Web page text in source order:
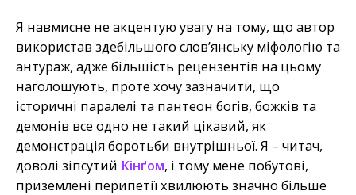
Я навмисне не акцентую увагу на тому, що автор
використав здебільшого слов’янську міфологію та
антураж, адже більшість рецензентів на цьому
наголошують, проте хочу зазначити, що
історичні паралелі та пантеон богів, божків та
демонів все одно не такий цікавий, як
демонстрація боротьби внутрішньої. Я – читач,
доволі зіпсутий Кінґом, і тому мене побутові,
приземлені перипетії хвилюють значно більше